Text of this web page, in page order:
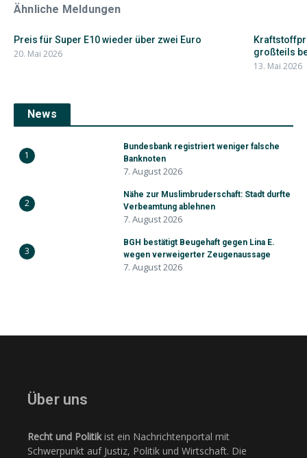
Ähnliche Meldungen
Preis für Super E10 wieder über zwei Euro
20. Mai 2026
großteils
13. Mai 2026
News
1
Bundesbank registriert weniger falsche
Banknoten
7. August 2026
2
Nähe zur Muslimbruderschaft: Stadt durfte
Verbeamtung ablehnen
7. August 2026
3
BGH bestätigt Beugehaft gegen Lina E.
wegen verweigerter Zeugenaussage
7. August 2026
Über uns
Recht und Politikist ein Nachrichtenportal mit
Schwerpunkt auf Justiz, Politik und Wirtschaft. Die